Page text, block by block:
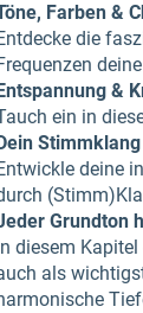
Farben &
die
&
ein in
deine
Grundton
diesem
als